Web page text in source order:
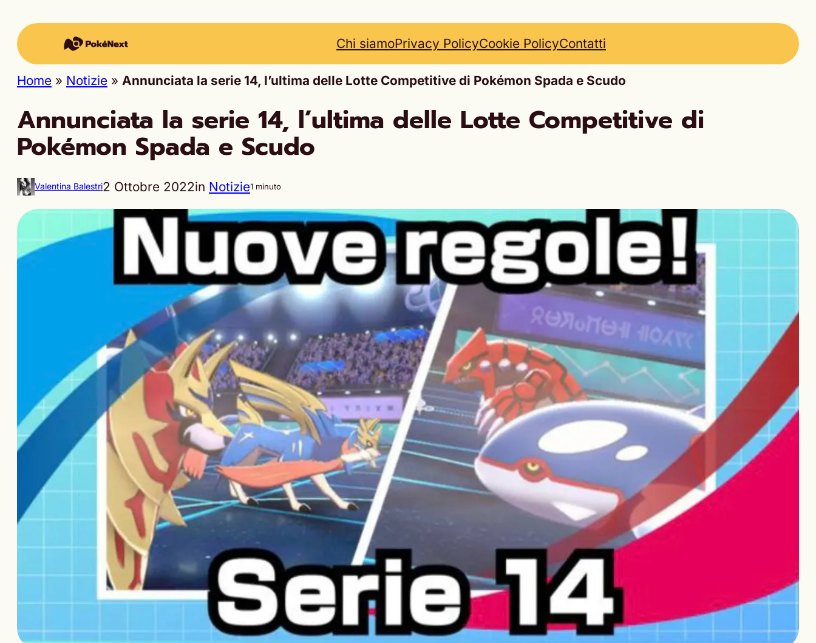
Chi siamoPrivacy PolicyCookie PolicyContatti
Home » Notizie » Annunciata la serie 14, l’ultima delle Lotte Competitive di Pokémon Spada e Scudo
Annunciata la serie 14, l’ultima delle Lotte Competitive di
Pokémon Spada e Scudo
Valentina Balestri2 Ottobre 2022in Notizie1 minuto